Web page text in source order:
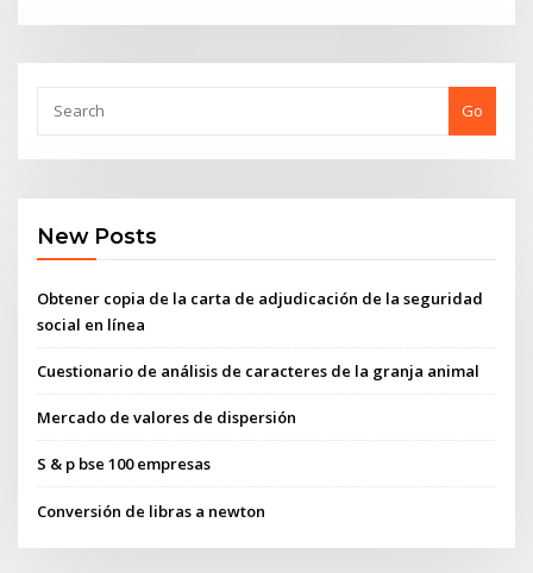
Go
New Posts
Obtener copia de la carta de adjudicación de la seguridad
social en línea
Cuestionario de análisis de caracteres de la granja animal
Mercado de valores de dispersión
S & p bse 100 empresas
Conversión de libras a newton